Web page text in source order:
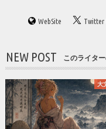
WebSite Twitter
NEW POST このライタ
大